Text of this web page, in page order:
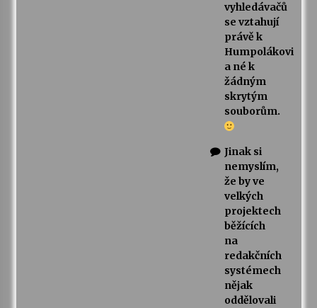
vyhledávačů
se vztahují
právě k
Humpolákovi
a né k
žádným
skrytým
souborům.
Jinak si
nemyslím,
že by ve
velkých
projektech
běžících
na
redakčních
systémech
nějak
oddělovali